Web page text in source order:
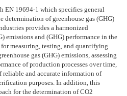
19694-1 which specifies general
determination of greenhouse gas (GHG)
provides a harmonized
emissions and (GHG) performance in the
measuring, testing, and quantifying
gas (GHG) emissions, assessing
of production processes over time,
and accurate information of
purposes. In addition, this
for the determination of CO2